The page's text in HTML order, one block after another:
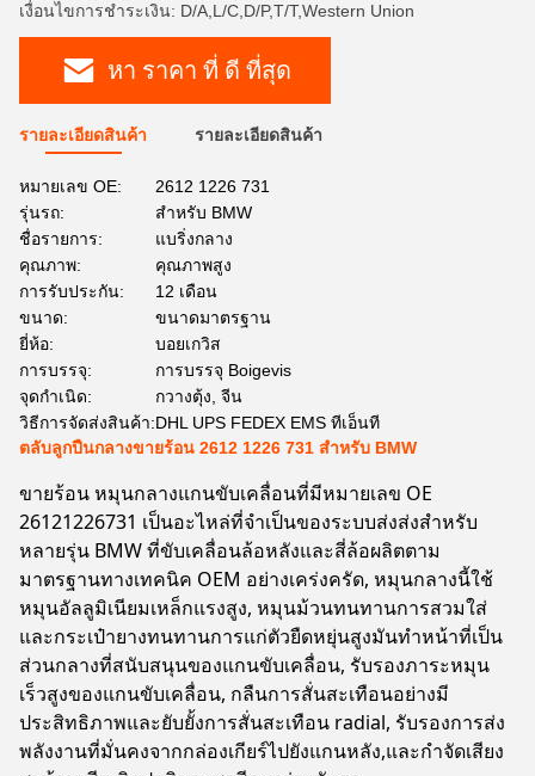
เงื่อนไขการชำระเงิน: D/A,L/C,D/P,T/T,Western Union
หา ราคา ที่ ดี ที่สุด
รายละเอียดสินค้า รายละเอียดสินค้า
หมายเลข OE:
2612 1226 731
รุ่นรถ:
สำหรับ BMW
ชื่อรายการ:
แบริ่งกลาง
คุณภาพ:
คุณภาพสูง
การรับประกัน:
12 เดือน
ขนาด:
ขนาดมาตรฐาน
ยี่ห้อ:
บอยเกวิส
การบรรจุ:
การบรรจุ Boigevis
จุดกำเนิด:
กวางตุ้ง, จีน
วิธีการจัดส่งสินค้า:DHL UPS FEDEX EMS ทีเอ็นที
ตลับลูกปืนกลางขายร้อน 2612 1226 731 สำหรับ BMW
ขายร้อน หมุนกลางแกนขับเคลื่อนที่มีหมายเลข OE
26121226731 เป็นอะไหล่ที่จําเป็นของระบบส่งส่งสําหรับ
หลายรุ่น BMW ที่ขับเคลื่อนล้อหลังและสี่ล้อผลิตตาม
มาตรฐานทางเทคนิค OEM อย่างเคร่งครัด, หมุนกลางนี้ใช้
หมุนอัลลูมิเนียมเหล็กแรงสูง, หมุนม้วนทนทานการสวมใส่
และกระเป๋ายางทนทานการแก่ตัวยืดหยุ่นสูงมันทําหน้าที่เป็น
ส่วนกลางที่สนับสนุนของแกนขับเคลื่อน, รับรองภาระหมุน
เร็วสูงของแกนขับเคลื่อน, กลืนการสั่นสะเทือนอย่างมี
ประสิทธิภาพและยับยั้งการสั่นสะเทือน radial, รับรองการส่ง
พลังงานที่มั่นคงจากกล่องเกียร์ไปยังแกนหลัง,และกําจัดเสียง